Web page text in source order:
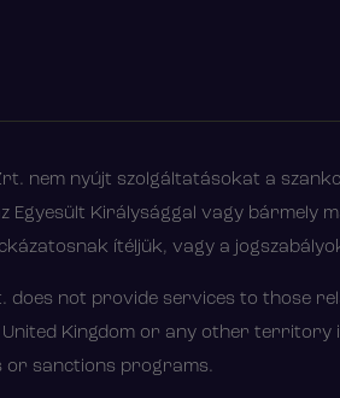
nem nyújt szolgáltatásokat a
Egyesült Királysággal vagy bármely
ítéljük, vagy a
does not provide services to those
United Kingdom or any other
or sanctions programs.